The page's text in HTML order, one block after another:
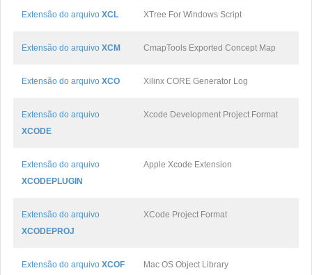
Extensão do arquivo XCL XTree For Windows Script
Extensão do arquivo XCM CmapTools Exported Concept Map
Extensão do arquivo XCO Xilinx CORE Generator Log
Extensão do arquivo
XCODE
Xcode Development Project Format
Extensão do arquivo
XCODEPLUGIN
Apple Xcode Extension
Extensão do arquivo
XCODEPROJ
XCode Project Format
Extensão do arquivo XCOF Mac OS Object Library